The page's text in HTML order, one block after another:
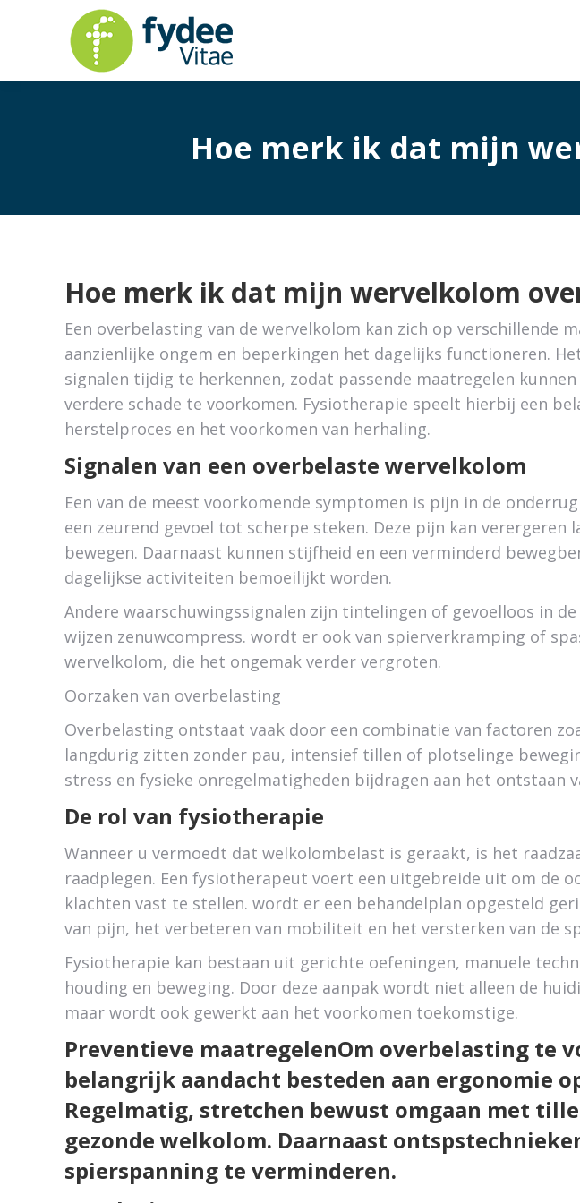
Hoe merk ik dat mijn
Hoe merk ik dat mijn wervelkolom
Een overbelasting van de wervelkolom kan zich op verschillende
aanzienlijke ongem en beperkingen het dagelijks functioneren.
signalen tijdig te herkennen, zodat passende maatregelen
verdere schade te voorkomen. Fysiotherapie speelt hierbij een
herstelproces en het voorkomen van herhaling.
Signalen van een overbelaste wervelkolom
Een van de meest voorkomende symptomen is pijn in de
een zeurend gevoel tot scherpe steken. Deze pijn kan
bewegen. Daarnaast kunnen stijfheid en een verminderd
dagelijkse activiteiten bemoeilijkt worden.
Andere waarschuwingssignalen zijn tintelingen of gevoelloos in
wijzen zenuwcompress. wordt er ook van spierverkramping of
wervelkolom, die het ongemak verder vergroten.
Oorzaken van overbelasting
Overbelasting ontstaat vaak door een combinatie van factoren
langdurig zitten zonder pau, intensief tillen of plotselinge
stress en fysieke onregelmatigheden bijdragen aan het ontstaan
De rol van fysiotherapie
Wanneer u vermoedt dat welkolombelast is geraakt, is het
raadplegen. Een fysiotherapeut voert een uitgebreide uit om de
klachten vast te stellen. wordt er een behandelplan opgesteld
van pijn, het verbeteren van mobiliteit en het versterken van de
Fysiotherapie kan bestaan uit gerichte oefeningen, manuele
houding en beweging. Door deze aanpak wordt niet alleen de
maar wordt ook gewerkt aan het voorkomen toekomstige.
Preventieve maatregelenOm overbelasting te
belangrijk aandacht besteden aan ergonomie
Regelmatig, stretchen bewust omgaan met
gezonde welkolom. Daarnaast
spierspanning te verminderen.